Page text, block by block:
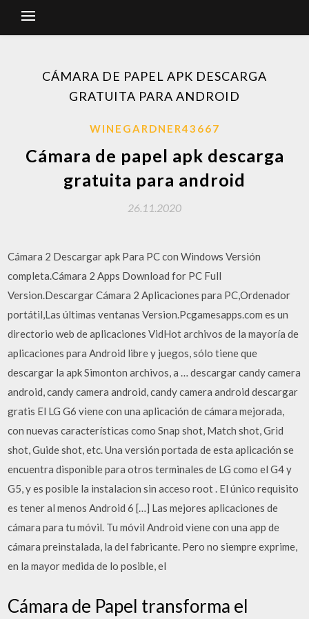
CÁMARA DE PAPEL APK DESCARGA
GRATUITA PARA ANDROID
WINEGARDNER43667
Cámara de papel apk descarga
gratuita para android
26.11.2020
Cámara 2 Descargar apk Para PC con Windows Versión
completa.Cámara 2 Apps Download for PC Full
Version.Descargar Cámara 2 Aplicaciones para PC,Ordenador
portátil,Las últimas ventanas Version.Pcgamesapps.com es un
directorio web de aplicaciones VidHot archivos de la mayoría de
aplicaciones para Android libre y juegos, sólo tiene que
descargar la apk Simonton archivos, a … descargar candy camera
android, candy camera android, candy camera android descargar
gratis El LG G6 viene con una aplicación de cámara mejorada,
con nuevas características como Snap shot, Match shot, Grid
shot, Guide shot, etc. Una versión portada de esta aplicación se
encuentra disponible para otros terminales de LG como el G4 y
G5, y es posible la instalacion sin acceso root . El único requisito
es tener al menos Android 6 […] Las mejores aplicaciones de
cámara para tu móvil. Tu móvil Android viene con una app de
cámara preinstalada, la del fabricante. Pero no siempre exprime,
en la mayor medida de lo posible, el
Cámara de Papel transforma el